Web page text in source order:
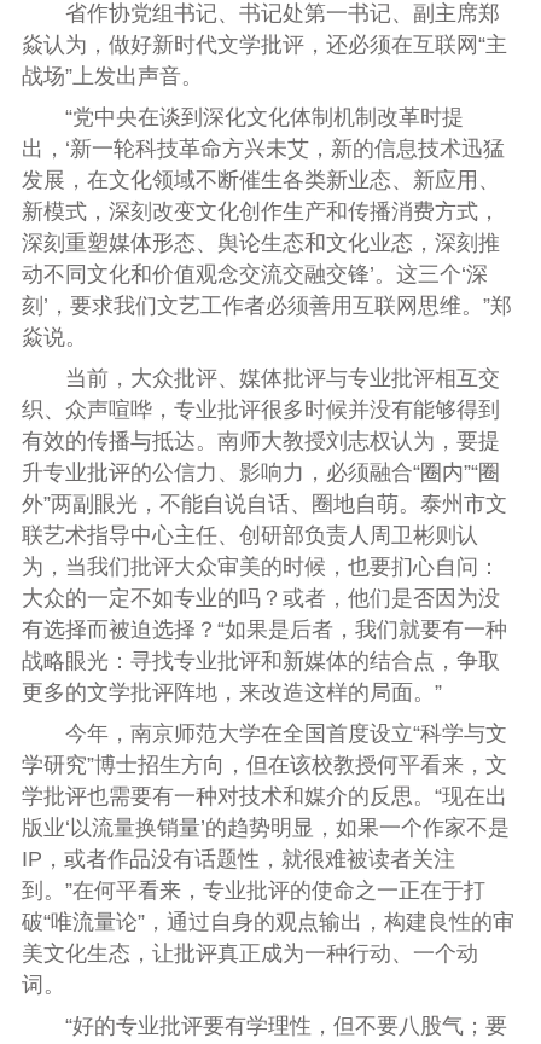
省作协党组书记、书记处第一书记、副主席郑
焱认为，做好新时代文学批评，还必须在互联网“主
战场”上发出声音。
“党中央在谈到深化文化体制机制改革时提
出，‘新一轮科技革命方兴未艾，新的信息技术迅猛
发展，在文化领域不断催生各类新业态、新应用、
新模式，深刻改变文化创作生产和传播消费方式，
深刻重塑媒体形态、舆论生态和文化业态，深刻推
动不同文化和价值观念交流交融交锋’。这三个‘深
刻’，要求我们文艺工作者必须善用互联网思维。”郑
焱说。
当前，大众批评、媒体批评与专业批评相互交
织、众声喧哗，专业批评很多时候并没有能够得到
有效的传播与抵达。南师大教授刘志权认为，要提
升专业批评的公信力、影响力，必须融合“圈内”“圈
外”两副眼光，不能自说自话、圈地自萌。泰州市文
联艺术指导中心主任、创研部负责人周卫彬则认
为，当我们批评大众审美的时候，也要扪心自问：
大众的一定不如专业的吗？或者，他们是否因为没
有选择而被迫选择？“如果是后者，我们就要有一种
战略眼光：寻找专业批评和新媒体的结合点，争取
更多的文学批评阵地，来改造这样的局面。”
今年，南京师范大学在全国首度设立“科学与文
学研究”博士招生方向，但在该校教授何平看来，文
学批评也需要有一种对技术和媒介的反思。“现在出
版业‘以流量换销量’的趋势明显，如果一个作家不是
IP，或者作品没有话题性，就很难被读者关注
到。”在何平看来，专业批评的使命之一正在于打
破“唯流量论”，通过自身的观点输出，构建良性的审
美文化生态，让批评真正成为一种行动、一个动
词。
“好的专业批评要有学理性，但不要八股气；要